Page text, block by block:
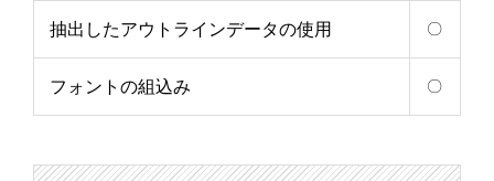
抽出したアウトラインデータの使用 〇
フォントの組込み 〇